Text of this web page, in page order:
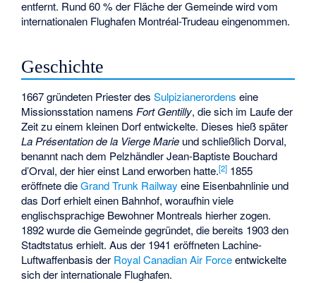
entfernt. Rund 60 % der Fläche der Gemeinde wird vom
internationalen Flughafen Montréal-Trudeaueingenommen.
Geschichte
1667 gründeten Priester desSulpizianerordens eine
Missionsstation namensFort Gentilly, die sich im Laufe der
Zeit zu einem kleinen Dorf entwickelte. Dieses hieß später
La Présentation de la Vierge Marie und schließlich Dorval,
benannt nach dem Pelzhändler Jean-Baptiste Bouchard
d’Orval, der hier einst Land erworben hatte.[2] 1855
eröffnete dieGrand Trunk Railway eine Eisenbahnlinie und
das Dorf erhielt einen Bahnhof, woraufhin viele
englischsprachige Bewohner Montreals hierher zogen.
1892 wurde die Gemeinde gegründet, die bereits 1903 den
Stadtstatus erhielt. Aus der 1941 eröffneten Lachine-
Luftwaffenbasis der Royal Canadian Air Forceentwickelte
sich der internationale Flughafen.